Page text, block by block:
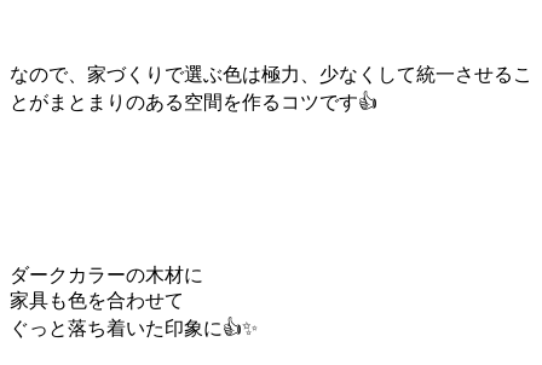
なので、家づくりで選ぶ色は極力、少なくして統一させるこ
とがまとまりのある空間を作るコツです👍
ダークカラーの木材に
家具も色を合わせて
ぐっと落ち着いた印象に👍✨